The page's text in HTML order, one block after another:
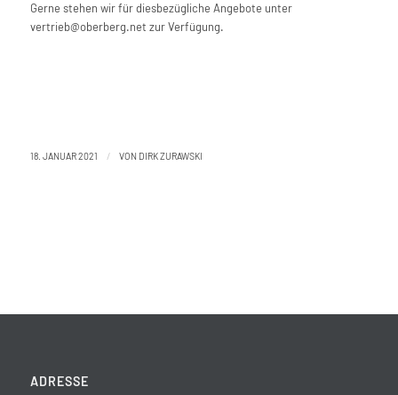
Gerne stehen wir für diesbezügliche Angebote unter
vertrieb@oberberg.net zur Verfügung.
18. JANUAR 2021 / VON DIRK ZURAWSKI
ADRESSE